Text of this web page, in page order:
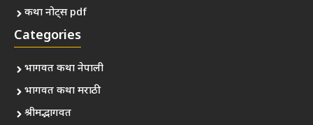
कथा नोट्स pdf
Categories
भागवत कथा नेपाली
भागवत कथा मराठी
श्रीमद्भागवत